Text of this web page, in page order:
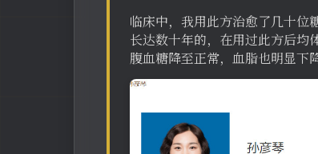
临床中，我用此方治愈了几十位
长达数十年的，在用过此方后均
腹血糖降至正常，血脂也明显下降